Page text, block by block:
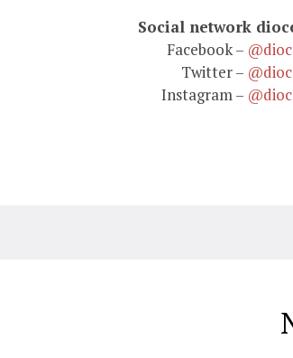
Social network
Facebook –
Twitter –
Instagram –